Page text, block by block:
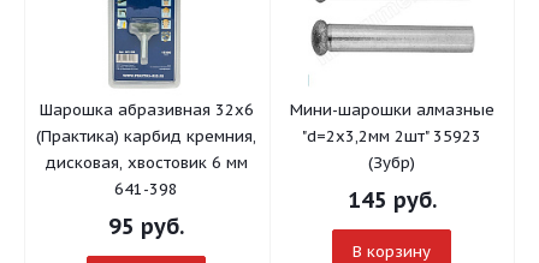
Шарошка абразивная 32х6
(Практика) карбид кремния,
дисковая, хвостовик 6 мм
641-398
95 руб.
Мини-шарошки алмазные
"d=2х3,2мм 2шт" 35923
(Зубр)
145 руб.
В корзину